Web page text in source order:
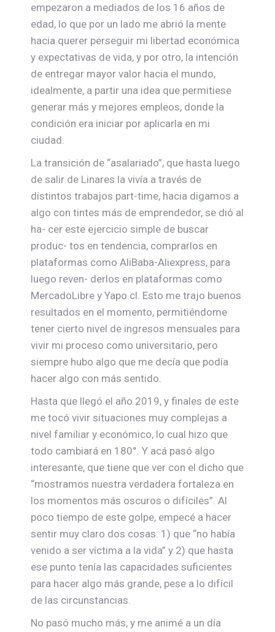
empezaron a mediados de los 16 años de
edad, lo que por un lado me abrió la mente
hacia querer perseguir mi libertad económica
y expectativas de vida, y por otro, la intención
de entregar mayor valor hacia el mundo,
idealmente, a partir una idea que permitiese
generar más y mejores empleos, donde la
condición era iniciar por aplicarla en mi
ciudad.
La transición de “asalariado”, que hasta luego
de salir de Linares la vivía a través de
distintos trabajos part-time, hacia digamos a
algo con tintes más de emprendedor, se dió al
ha- cer este ejercicio simple de buscar
produc- tos en tendencia, comprarlos en
plataformas como AliBaba-Aliexpress, para
luego reven- derlos en plataformas como
MercadoLibre y Yapo.cl. Esto me trajo buenos
resultados en el momento, permitiéndome
tener cierto nivel de ingresos mensuales para
vivir mi proceso como universitario, pero
siempre hubo algo que me decía que podía
hacer algo con más sentido.
Hasta que llegó el año 2019, y finales de este
me tocó vivir situaciones muy complejas a
nivel familiar y económico, lo cual hizo que
todo cambiará en 180°. Y acá pasó algo
interesante, que tiene que ver con el dicho que
“mostramos nuestra verdadera fortaleza en
los momentos más oscuros o difíciles”. Al
poco tiempo de este golpe, empecé a hacer
sentir muy claro dos cosas: 1) que “no había
venido a ser víctima a la vida” y 2) que hasta
ese punto tenía las capacidades suficientes
para hacer algo más grande, pese a lo difícil
de las circunstancias.
No pasó mucho más, y me animé a un día